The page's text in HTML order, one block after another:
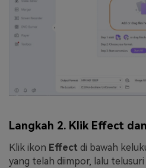
Langkah 2. Klik Effect
Klik ikon Effect di bawah
yang telah diimpor, lalu